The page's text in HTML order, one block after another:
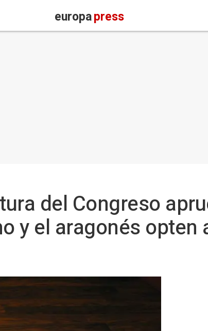
europapress
del Congreso
y el aragonés opten